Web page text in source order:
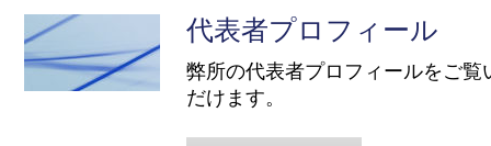
代表者プロフィール
弊所の代表者プロフィールをご覧
だけます。